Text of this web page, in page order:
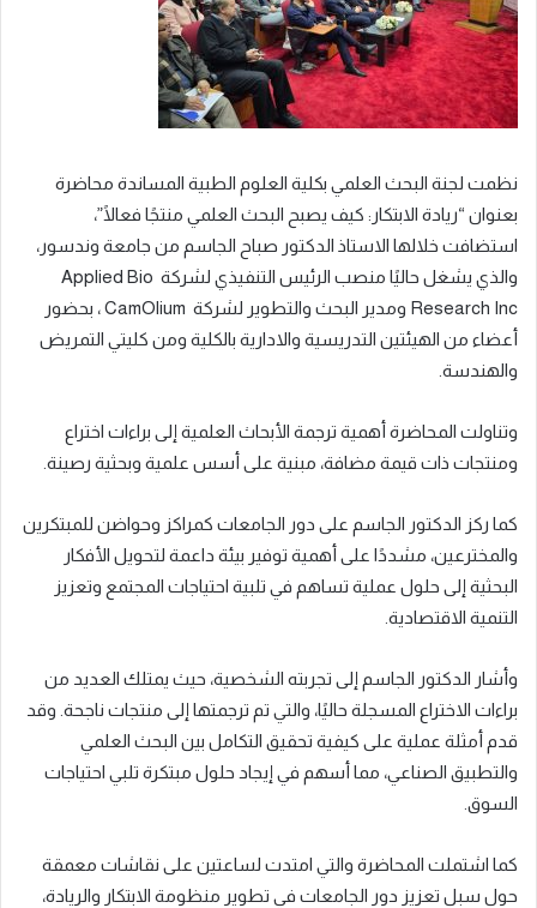
نظمت لجنة البحث العلمي بكلية العلوم الطبية المساندة محاضرة
بعنوان “ريادة الابتكار: كيف يصبح البحث العلمي منتجًا فعالًا”،
استضافت خلالها الاستاذ الدكتور صباح الجاسم من جامعة وندسور،
والذي يشغل حاليًا منصب الرئيس التنفيذي لشركة Applied Bio
Research Inc ومدير البحث والتطوير لشركة CamOlium ، بحضور
أعضاء من الهيئتين التدريسية والادارية بالكلية ومن كليتي التمريض
والهندسة.
وتناولت المحاضرة أهمية ترجمة الأبحاث العلمية إلى براءات اختراع
ومنتجات ذات قيمة مضافة، مبنية على أسس علمية وبحثية رصينة.
كما ركز الدكتور الجاسم على دور الجامعات كمراكز وحواضن للمبتكرين
والمخترعين، مشددًا على أهمية توفير بيئة داعمة لتحويل الأفكار
البحثية إلى حلول عملية تساهم في تلبية احتياجات المجتمع وتعزيز
التنمية الاقتصادية.
وأشار الدكتور الجاسم إلى تجربته الشخصية، حيث يمتلك العديد من
براءات الاختراع المسجلة حاليًا، والتي تم ترجمتها إلى منتجات ناجحة. وقد
قدم أمثلة عملية على كيفية تحقيق التكامل بين البحث العلمي
والتطبيق الصناعي، مما أسهم في إيجاد حلول مبتكرة تلبي احتياجات
السوق.
كما اشتملت المحاضرة والتي امتدت لساعتين على نقاشات معمقة
حول سبل تعزيز دور الجامعات في تطوير منظومة الابتكار والريادة،